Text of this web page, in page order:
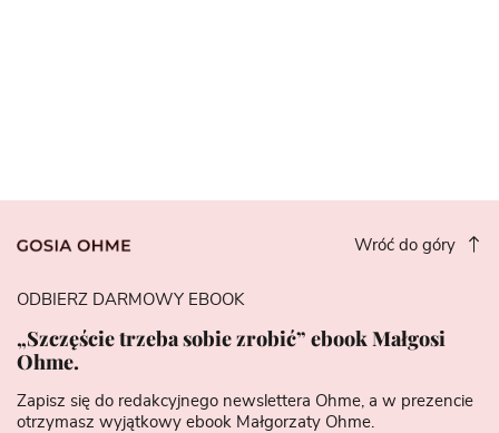
Wróć do góry
ODBIERZ DARMOWY EBOOK
„Szczęście trzeba sobie zrobić” ebook Małgosi
Ohme.
Zapisz się do redakcyjnego newslettera Ohme, a w prezencie
otrzymasz wyjątkowy ebook Małgorzaty Ohme.